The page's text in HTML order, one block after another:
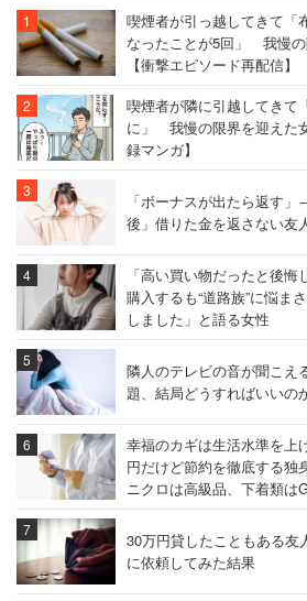
喫煙者が引っ越してきて「
なったことが5回」 我慢
【衝撃エピソード再配信】
喫煙者が隣に引越してきて
に」 我慢の限界を迎えた
録マンガ】
「ボーナスが出たら返す
後」借りた金を返さない友
「高い買い物だったと後
購入するも“道路族”に悩ま
しました」と語る女性
隣人のテレビの音が聞こ
題、結局どうすればいいの
幸福のカギは生活水準を
円だけど節約を徹底する独
ニクロは高級品、下着類は
30万円貸したこともある友
に依頼してみた結果